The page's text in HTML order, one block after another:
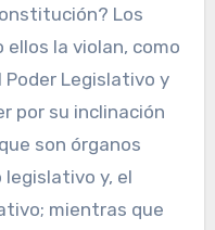
Los
la violan, como
Poder Legislativo y
por su inclinación
son órganos
y, el
mientras que